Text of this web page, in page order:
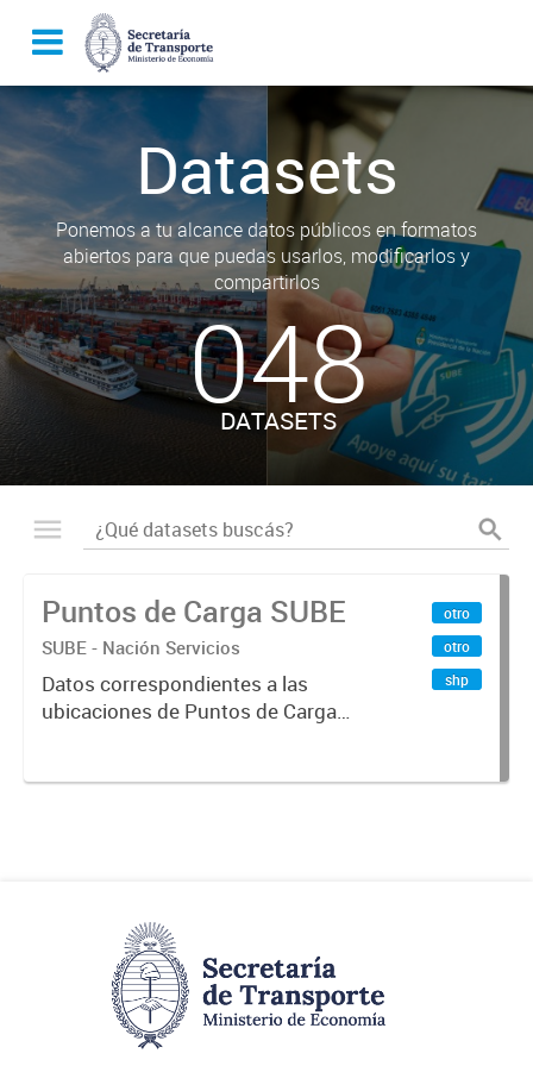
Datasets
Ponemos a tu alcance datos públicos en formatos
abiertos para que puedas usarlos, modificarlos y
compartirlos
048
DATASETS
Puntos de Carga SUBE
SUBE - Nación Servicios
Datos correspondientes a las
ubicaciones de Puntos de Carga
otro
otro
shp